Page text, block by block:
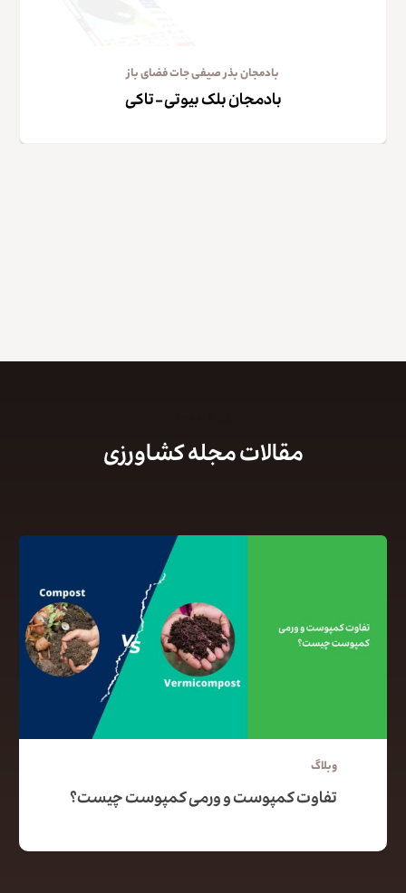
بادمجان بذر صیفی جات فضای باز
بادمجان بلک بیوتی – تاکی
مقالات مجله کشاورزی
وبلاگ
تفاوت کمپوست و ورمی کمپوست چیست؟